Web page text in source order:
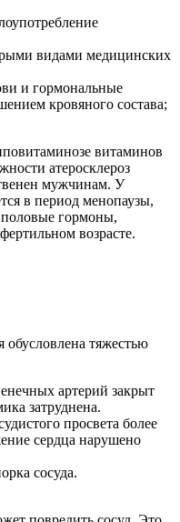
видами медицинских
и гормональные
кровяного состава;
витаминов
атеросклероз
мужчинам. У
в период менопаузы,
половые гормоны,
возрасте.
тяжестью
артерий закрыт
затруднена.
просвета более
сердца нарушено
сосуда.